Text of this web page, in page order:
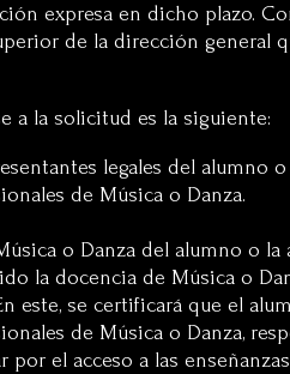
expresa en dicho plazo.
de la dirección general
a la solicitud es la siguiente:
legales del
de Música o Danza.
o Danza del alumno o
la docencia de Música o
este, se certificará que el
de Música o Danza,
por el acceso a las